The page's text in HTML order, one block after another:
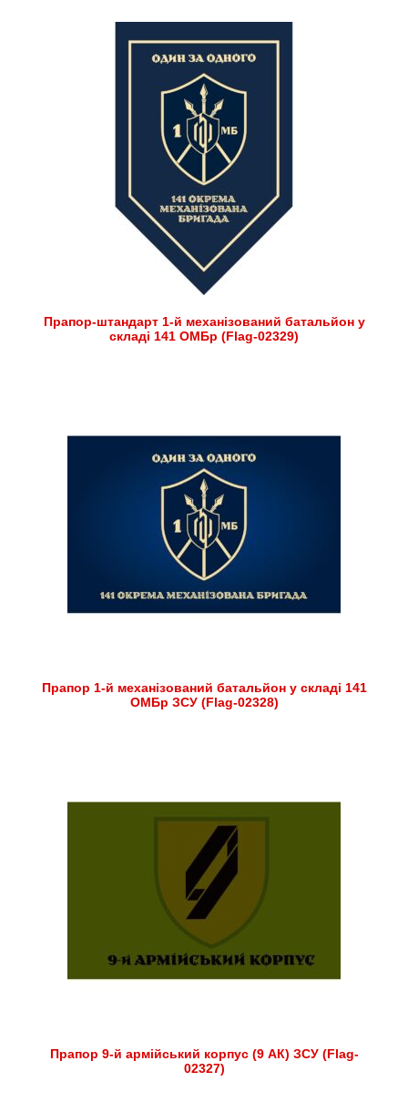
Прапор-штандарт 1-й механізований батальйон у
складі 141 ОМБр (Flag-02329)
Прапор 1-й механізований батальйон у складі 141
ОМБр ЗСУ (Flag-02328)
Прапор 9-й армійський корпус (9 АК) ЗСУ (Flag-
02327)